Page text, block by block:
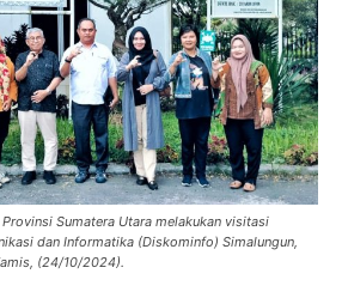
Sumatera Utara melakukan visitasi
dan Informatika (Diskominfo) Simalungun,
(24/10/2024).